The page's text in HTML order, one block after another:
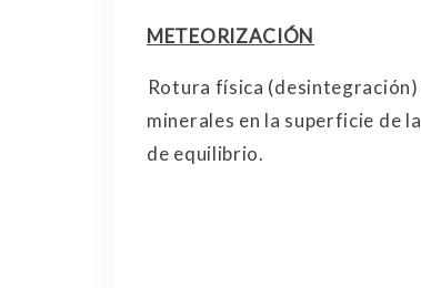
METEORIZACIÓN
Rotura física
minerales en la superficie de
de equilibrio.